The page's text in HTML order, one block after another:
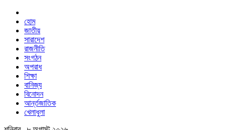
হোম
জাতীয়
সারাদেশ
রাজনীতি
সংগঠন
অপরাধ
শিক্ষা
বানিজ্য
বিনোদন
আর্ন্তজাতিক
খেলাধুলা